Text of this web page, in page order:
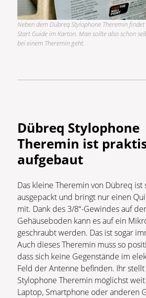
Neben dem Dübreq Stylophone Theremin
Start Guide im Karton. Man sollte also schon
bei einem Theremin geht.
Dübreq Stylophone
Theremin ist
aufgebaut
Das kleine Theremin von Dübreq ist
ausgepackt und bringt nur einen
mit. Dank des 3/8“-Gewindes auf
Gehäuseboden kann es auf ein
geschraubt werden. Das ist sogar
Auch dieses Theremin muss so
dass sich keine Gegenstände im
Feld der Antenne befinden. Ihr
Stylophone Theremin möglichst
Laptop, Smartphone oder anderen